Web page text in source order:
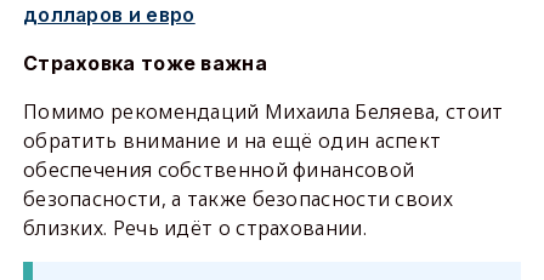
долларов и евро
Страховка тоже важна
Помимо рекомендаций Михаила Беляева, стоит
обратить внимание и на ещё один аспект
обеспечения собственной финансовой
безопасности, а также безопасности своих
близких. Речь идёт о страховании.